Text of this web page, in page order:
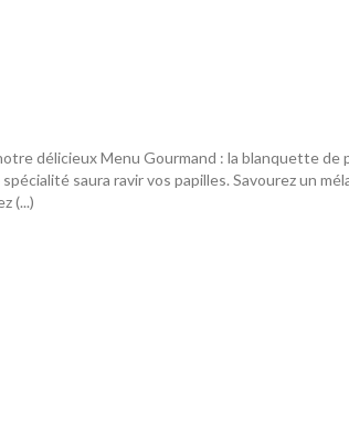
délicieux Menu Gourmand : la blanquette de
saura ravir vos papilles. Savourez un
(...)